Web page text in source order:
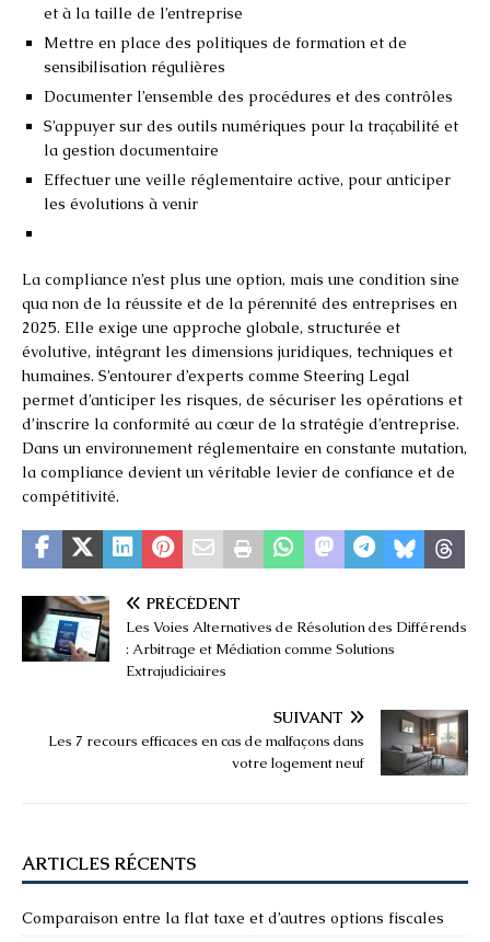
et à la taille de l’entreprise
Mettre en place des politiques de formation et de
sensibilisation régulières
Documenter l’ensemble des procédures et des contrôles
S’appuyer sur des outils numériques pour la traçabilité et
la gestion documentaire
Effectuer une veille réglementaire active, pour anticiper
les évolutions à venir
La compliance n’est plus une option, mais une condition sine
qua non de la réussite et de la pérennité des entreprises en
2025. Elle exige une approche globale, structurée et
évolutive, intégrant les dimensions juridiques, techniques et
humaines. S’entourer d’experts comme Steering Legal
permet d’anticiper les risques, de sécuriser les opérations et
d’inscrire la conformité au cœur de la stratégie d’entreprise.
Dans un environnement réglementaire en constante mutation,
la compliance devient un véritable levier de confiance et de
compétitivité.
PRÉCÉDENT
Les Voies Alternatives de Résolution des Différends
: Arbitrage et Médiation comme Solutions
Extrajudiciaires
SUIVANT
Les 7 recours efficaces en cas de malfaçons dans
votre logement neuf
ARTICLES RÉCENTS
Comparaison entre la flat taxe et d’autres options fiscales